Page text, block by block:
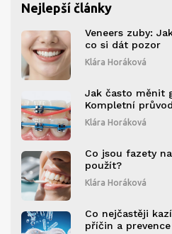
Nejlepší články
Veneers zuby:
co si dát pozor
Klára Horáková
Jak často měnit
Kompletní
Klára Horáková
Co jsou fazety
použít?
Klára Horáková
Co nejčastěji
příčin a prevence